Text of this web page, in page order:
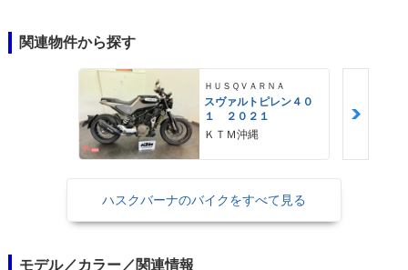
関連物件から探す
ＨＵＳＱＶＡＲＮＡ
スヴァルトピレン４０
１ ２０２１
ＫＴＭ沖縄
ハスクバーナのバイクをすべて見る
モデル／カラー／関連情報